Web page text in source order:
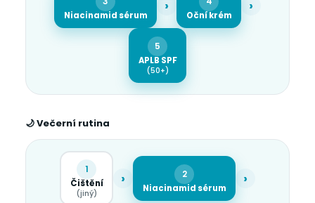
Niacinamid sérum
›
Oční krém
›
5
APLB SPF
(50+)
🌙 Večerní rutina
1
Čištění
(jiný)
› 2
Niacinamid sérum
›